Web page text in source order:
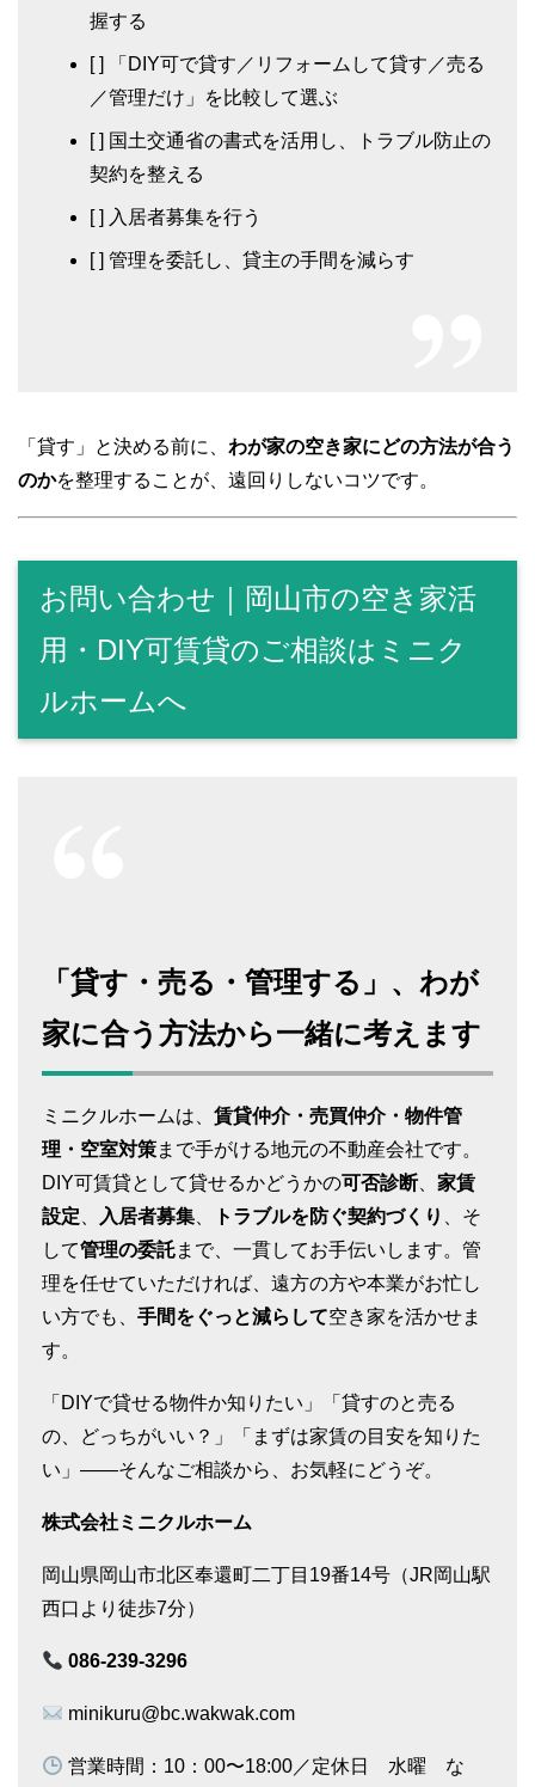
握する
[ ] 「DIY可で貸す／リフォームして貸す／売る
／管理だけ」を比較して選ぶ
[ ] 国土交通省の書式を活用し、トラブル防止の
契約を整える
[ ] 入居者募集を行う
[ ] 管理を委託し、貸主の手間を減らす
「貸す」と決める前に、 わが家の空き家にどの方法が合う
のかを整理することが、遠回りしないコツです。
お問い合わせ｜岡山市の空き家活
用・DIY可賃貸のご相談はミニク
ルホームへ
「貸す・売る・管理する」、わが
家に合う方法から一緒に考えます
ミニクルホームは、 賃貸仲介・売買仲介・物件管
理・空室対策まで手がける地元の不動産会社です。
DIY可賃貸として貸せるかどうかの可否診断、 家賃
設定
入居者募集 トラブルを防ぐ契約づくり
、そ
して管理の委託まで、一貫してお手伝いします。管
理を任せていただければ、遠方の方や本業がお忙し
い方でも、 手間をぐっと減らして空き家を活かせま
す。
「DIYで貸せる物件か知りたい」「貸すのと売る
の、どっちがいい？」「まずは家賃の目安を知りた
い」——そんなご相談から、お気軽にどうぞ。
株式会社ミニクルホーム
岡山県岡山市北区奉還町二丁目19番14号（JR岡山駅
西口より徒歩7分）
086-239-3296
minikuru@bc.wakwak.com
営業時間：10：00〜18:00／定休日 水曜 な